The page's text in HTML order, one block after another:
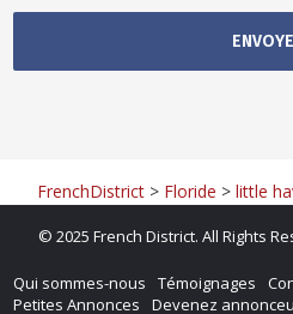
FrenchDistrict > Floride >little
© 2025 French District. All Rights
Qui sommes-nous Témoignages
Petites Annonces
Devenez